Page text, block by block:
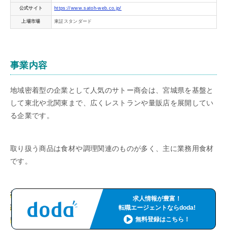
公式サイト https://www.satoh-web.co.jp/
上場市場 東証スタンダード
事業内容
地域密着型の企業として人気のサトー商会は、宮城県を基盤と
して東北や北関東まで、広くレストランや量販店を展開してい
る企業です。
取り扱う商品は食材や調理関連のものが多く、主に業務用食材
です。
社員数は889人とそれほど規模は大きくありませんが、提携企
業がとても多く、やりがいを感じられるという社員がたくさん
います。
求人情報が豊富！
転職エージェントならdoda!
無料登録はこちら！